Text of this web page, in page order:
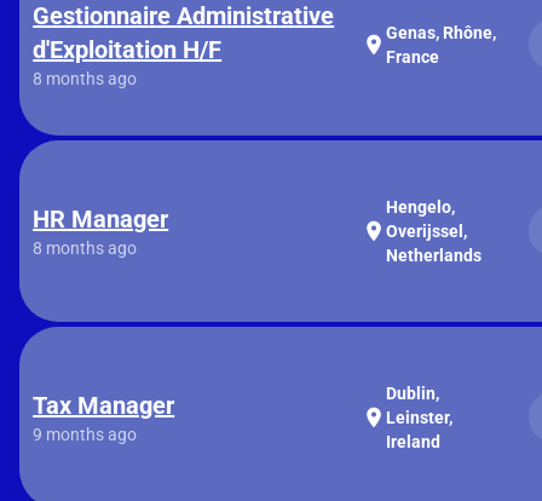
Gestionnaire Administrative
d'Exploitation H/F
8 months ago
location_on Genas, Rhône,
France
HR Manager
8 months ago
location_on
Hengelo,
Overijssel,
Netherlands
Tax Manager
9 months ago
location_on
Dublin,
Leinster,
Ireland